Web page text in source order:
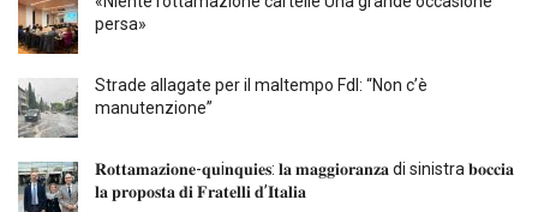
persa»
Strade allagate per il maltempo FdI: “Non c’è
manutenzione”
𝐑𝐨𝐭𝐭𝐚𝐦𝐚𝐳𝐢𝐨𝐧𝐞-𝐪𝐮i𝐧𝐪𝐮𝐢𝐞𝐬: 𝐥𝐚 𝐦𝐚𝐠𝐠𝐢𝐨𝐫𝐚𝐧𝐳𝐚 di sinistra 𝐛𝐨𝐜𝐜𝐢𝐚
𝐥𝐚 𝐩𝐫𝐨𝐩𝐨𝐬𝐭𝐚 𝐝𝐢 𝐅𝐫𝐚𝐭𝐞𝐥𝐥𝐢 𝐝’𝐈𝐭𝐚𝐥𝐢𝐚